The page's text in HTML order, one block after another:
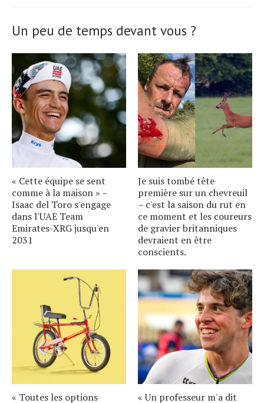
Un peu de temps devant vous ?
« Cette équipe se sent
comme à la maison » –
Isaac del Toro s'engage
dans l'UAE Team
Emirates-XRG jusqu'en
2031
Je suis tombé tête
première sur un chevreuil
– c'est la saison du rut en
ce moment et les coureurs
de gravier britanniques
devraient en être
conscients.
« Toutes les options
« Un professeur m'a dit